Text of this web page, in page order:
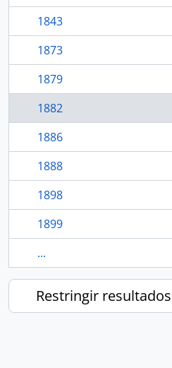
1843
1873
1879
1882
1886
1888
1898
1899
...
Restringir